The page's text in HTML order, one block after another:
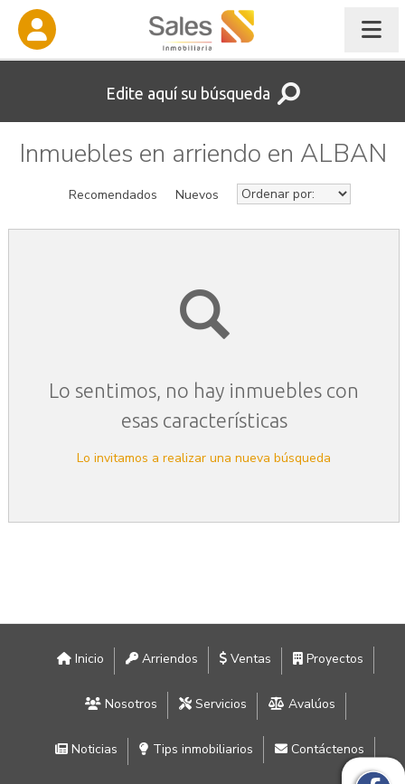
Edite aquí su búsqueda
Inmuebles en arriendo en ALBAN
Recomendados Nuevos
Lo sentimos, no hay inmuebles con
esas características
Lo invitamos a realizar una nueva búsqueda
Inicio Arriendos Ventas Proyectos
Nosotros Servicios Avalúos
Noticias Tips inmobiliarios Contáctenos